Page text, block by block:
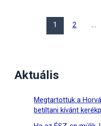
1 2 …
Aktuális
Megtartottuk a
betiltani kívánt